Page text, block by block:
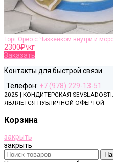
Торт Орео с Чизкейком внутри и
2300₽\кг
Заказать
Контакты для быстрой связи
Телефон: +7 (978) 229-13-51
2025 | КОНДИТЕРСКАЯ
ЯВЛЯЕТСЯ ПУБЛИЧНОЙ ОФЕРТОЙ
Корзина
закрыть
закрыть